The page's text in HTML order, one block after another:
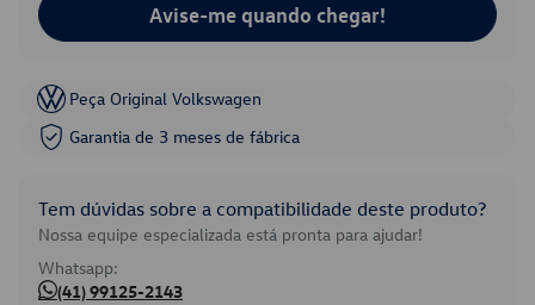
Avise-me quando chegar!
Peça Original Volkswagen
Garantia de 3 meses de fábrica
Tem dúvidas sobre a compatibilidade deste produto?
Nossa equipe especializada está pronta para ajudar!
Whatsapp:
(41) 99125-2143